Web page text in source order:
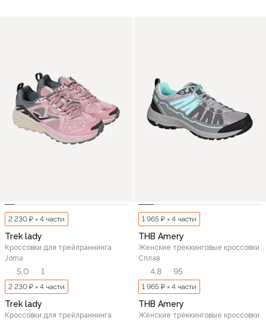
2 230 ₽ × 4 части
Trek lady
Кроссовки для трейлраннинга
Joma
5,0 1
2 230 ₽ × 4 части
Trek lady
Кроссовки для трейлраннинга
1 965 ₽ × 4 части
THB Amery
Женские треккинговые кроссовки
Сплав
4,8 95
1 965 ₽ × 4 части
THB Amery
Женские треккинговые кроссовки